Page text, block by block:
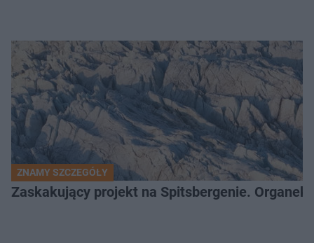
ZNAMY SZCZEGÓŁY
Zaskakujący projekt na Spitsbergenie.